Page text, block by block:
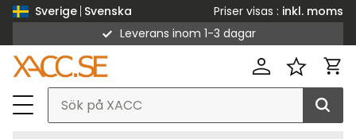
Sverige Svenska Priser visas
inkl. moms
Leverans inom 1-3 dagar